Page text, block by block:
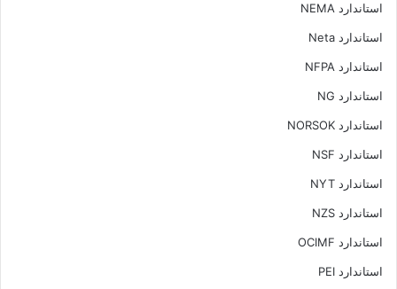
استاندارد NEMA
استاندارد Neta
استاندارد NFPA
استاندارد NG
استاندارد NORSOK
استاندارد NSF
استاندارد NYT
استاندارد NZS
استاندارد OCIMF
استاندارد PEI